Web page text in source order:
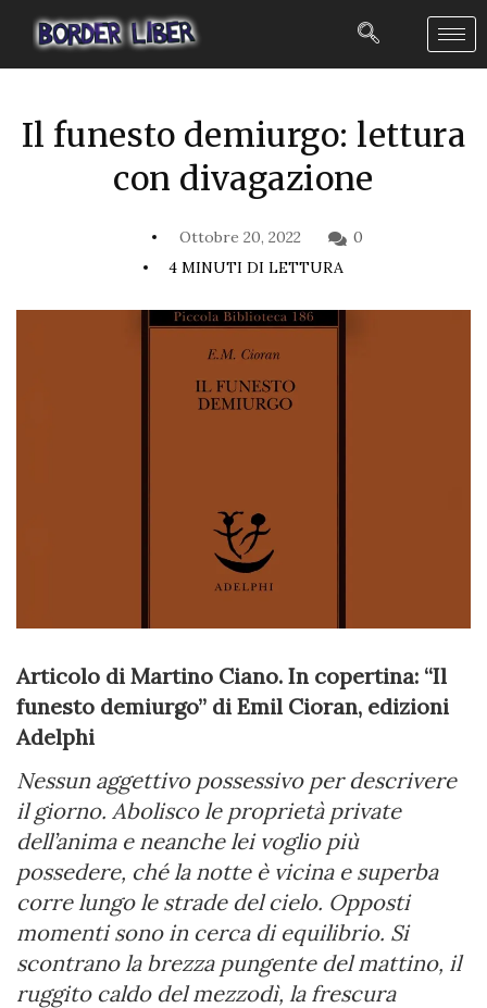
Il funesto demiurgo: lettura
con divagazione
Ottobre 20, 2022
0
4 MINUTI DI LETTURA
Articolo di Martino Ciano. In copertina: “Il
funesto demiurgo” di Emil Cioran, edizioni
Adelphi
Nessun aggettivo possessivo per descrivere
il giorno. Abolisco le proprietà private
dell’anima e neanche lei voglio più
possedere, ché la notte è vicina e superba
corre lungo le strade del cielo. Opposti
momenti sono in cerca di equilibrio. Si
scontrano la brezza pungente del mattino, il
ruggito caldo del mezzodì, la frescura